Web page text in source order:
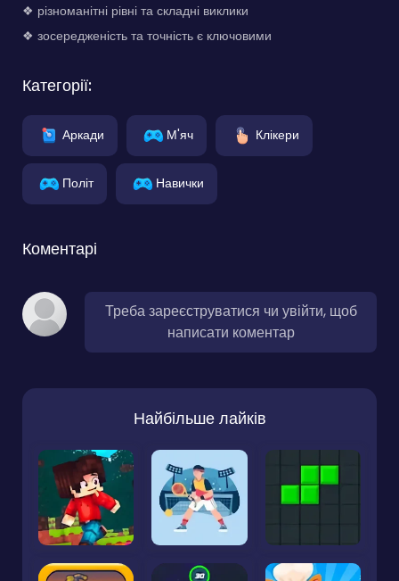
❖ різноманітні рівні та складні виклики
❖ зосередженість та точність є ключовими
Категорії:
Аркади М'яч Клікери
Політ Навички
Коментарі
Треба зареєструватися чи увійти, щоб
написати коментар
Найбільше лайків